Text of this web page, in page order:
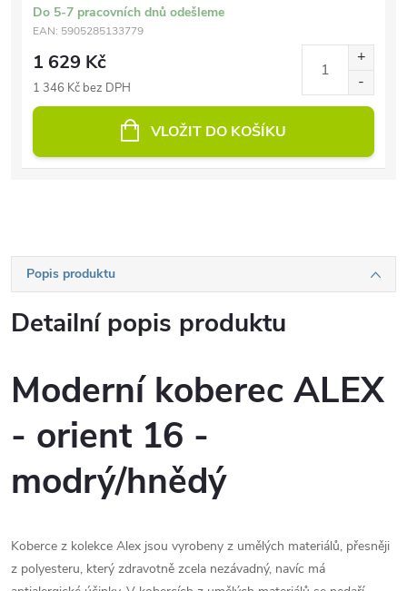
Do 5-7 pracovních dnů odešleme
EAN: 5905285133779
1 629 Kč
1 346 Kč bez DPH
VLOŽIT DO KOŠÍKU
Popis produktu
Detailní popis produktu
Moderní koberec ALEX
- orient 16 -
modrý/hnědý
Koberce z kolekce Alex jsou vyrobeny z umělých materiálů, přesněji
z polyesteru, který zdravotně zcela nezávadný, navíc má